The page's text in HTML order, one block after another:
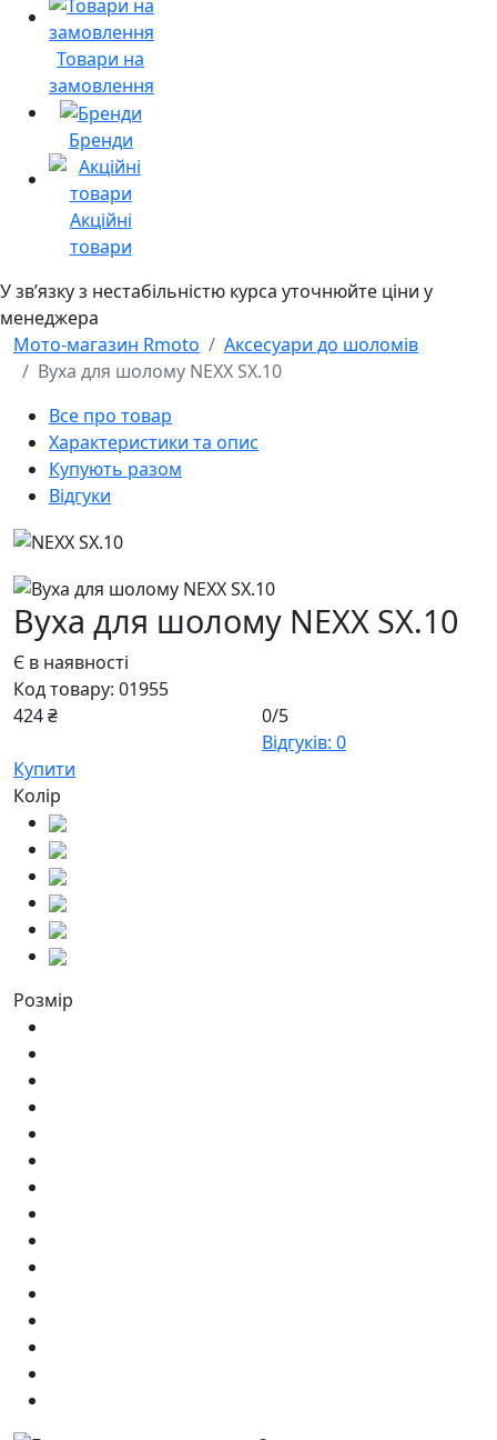
Товари на
замовлення
Бренди
Акційні
товари
У звʼязку з нестабільністю курса уточнюйте ціни у
менеджера
Мото-магазин Rmoto
Аксесуари до шоломів
Вуха для шолому NEXX SX.10
Все про товар
Характеристики та опис
Купують разом
Відгуки
Вуха для шолому NEXX SX.10
Є в наявності
Код товару: 01955
424 ₴
0/5
Відгуків: 0
Купити
Колір
Розмір